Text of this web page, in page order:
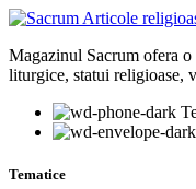
Magazinul Sacrum ofera
liturgice, statui religioase,
Tematice